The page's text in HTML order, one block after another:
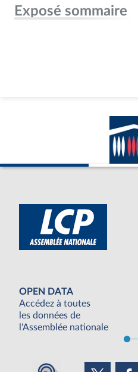
Exposé sommaire
OPEN DATA
Accédez à toutes
les données de
l'Assemblée nationale